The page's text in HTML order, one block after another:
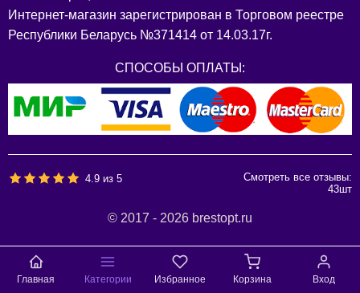
Интернет-магазин зарегистрирован в Торговом реестре
Республики Беларусь №371414 от 14.03.17г.
СПОСОБЫ ОПЛАТЫ:
4.9 из5
Смотреть все отзывы:
43шт
© 2017 - 2026 brestopt.ru
Главная Категории Избранное Корзина Вход